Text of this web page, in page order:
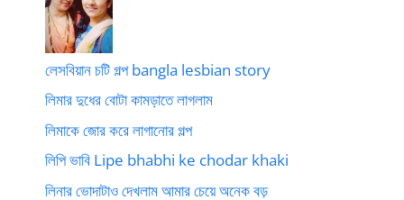
লেসবিয়ান চটি গল্প bangla lesbian story
লিমার দুধের বোটা কামড়াতে লাগলাম
লিমাকে জোর করে লাগানোর গল্প
লিপি ভাবি Lipe bhabhi ke chodar khaki
লিনার ভোদাটাও দেখলাম আমার চেয়ে অনেক বড়